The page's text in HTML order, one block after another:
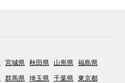
宮城県 秋田県 山形県 福島県
群馬県 埼玉県 千葉県 東京都